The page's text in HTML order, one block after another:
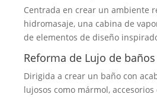
Centrada en crear un ambiente
hidromasaje, una cabina de
de elementos de diseño
Reforma de Lujo de
Dirigida a crear un baño con
lujosos como mármol,